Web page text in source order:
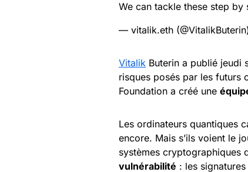
We can tackle these step by
— vitalik.eth
Vitalik Buterin a publié jeudi
risques posés par les futurs
Foundation a créé une
Les ordinateurs quantiques
encore. Mais s’ils voient le
systèmes cryptographiques
vulnérabilité : les